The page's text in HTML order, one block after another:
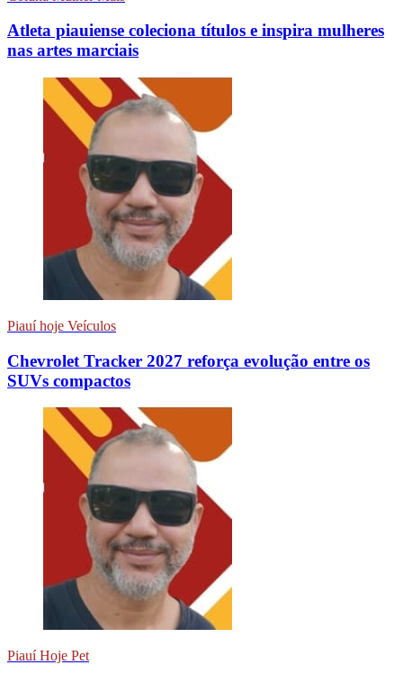
Atleta piauiense coleciona títulos e inspira mulheres
nas artes marciais
Piauí hoje Veículos
Chevrolet Tracker 2027 reforça evolução entre os
SUVs compactos
Piauí Hoje Pet